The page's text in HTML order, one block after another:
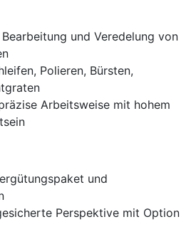
und Veredelung von
Polieren, Bürsten,
Arbeitsweise mit hohem
und
Perspektive mit Option